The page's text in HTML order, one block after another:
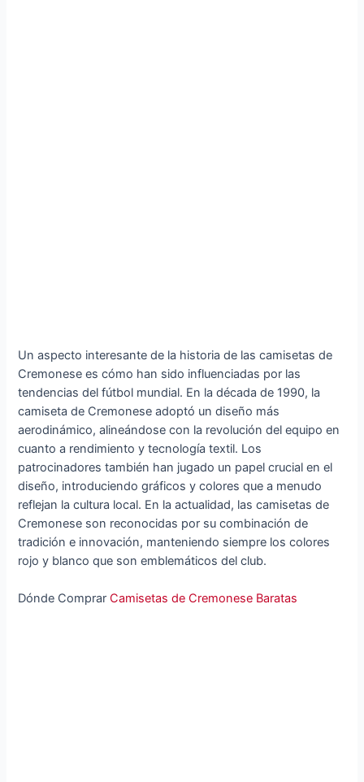
Un aspecto interesante de la historia de las camisetas de
Cremonese es cómo han sido influenciadas por las
tendencias del fútbol mundial. En la década de 1990, la
camiseta de Cremonese adoptó un diseño más
aerodinámico, alineándose con la revolución del equipo en
cuanto a rendimiento y tecnología textil. Los
patrocinadores también han jugado un papel crucial en el
diseño, introduciendo gráficos y colores que a menudo
reflejan la cultura local. En la actualidad, las camisetas de
Cremonese son reconocidas por su combinación de
tradición e innovación, manteniendo siempre los colores
rojo y blanco que son emblemáticos del club.
Dónde ComprarCamisetas de Cremonese Baratas